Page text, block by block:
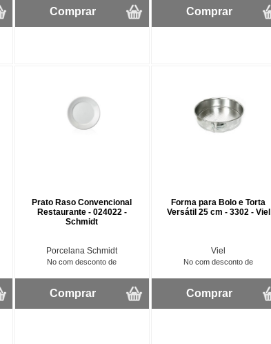
Comprar Comprar
Prato Raso Convencional
Restaurante - 024022 -
Schmidt
Porcelana Schmidt
No com desconto de
Comprar
Forma para Bolo e Torta
Versátil 25 cm - 3302 - Viel
Viel
No com desconto de
Comprar